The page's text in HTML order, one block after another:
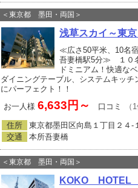
＜東京都 墨田・両国＞
浅草スカイ～東
≪広さ50平米、10名
吾妻橋駅5分≫ １０
ドミニアム！快適な
ダイニングテーブル、システムキッ
にパーフェクト！！
お一人様 6,633円～ 口コミ （
住所
東京都墨田区向島１丁目２４‐
交通
本所吾妻橋
＜東京都 墨田・両国＞
KOKO HOTEL